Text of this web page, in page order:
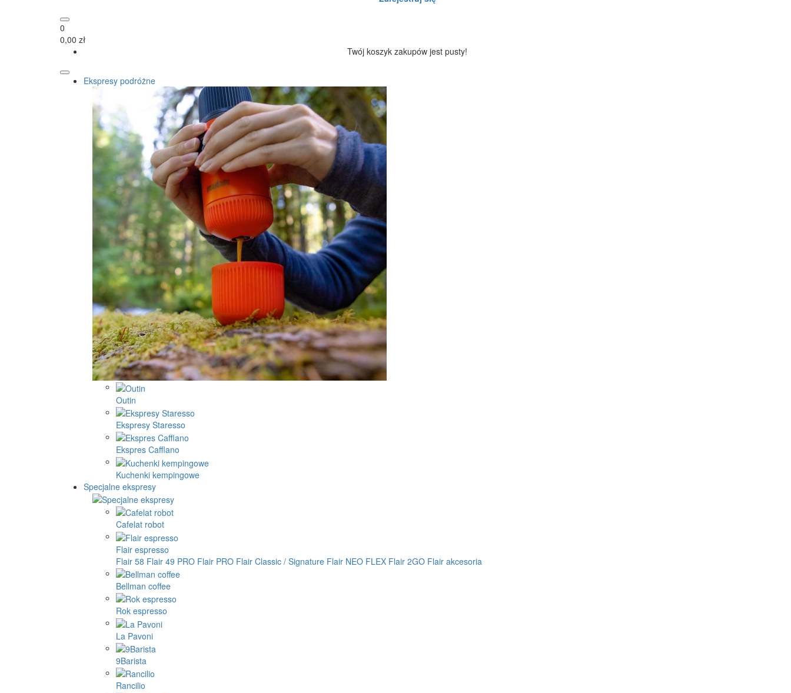
0
0,00 zł
Twój koszyk zakupów jest pusty!
Ekspresy podróżne
Outin
Ekspresy Staresso
Ekspres Cafflano
Kuchenki kempingowe
Specjalne ekspresy
Cafelat robot
Flair espresso
Flair 58 Flair 49 PRO Flair PRO Flair Classic / Signature Flair NEO FLEX Flair 2GO Flair akcesoria
Bellman coffee
Rok espresso
La Pavoni
9Barista
Rancilio